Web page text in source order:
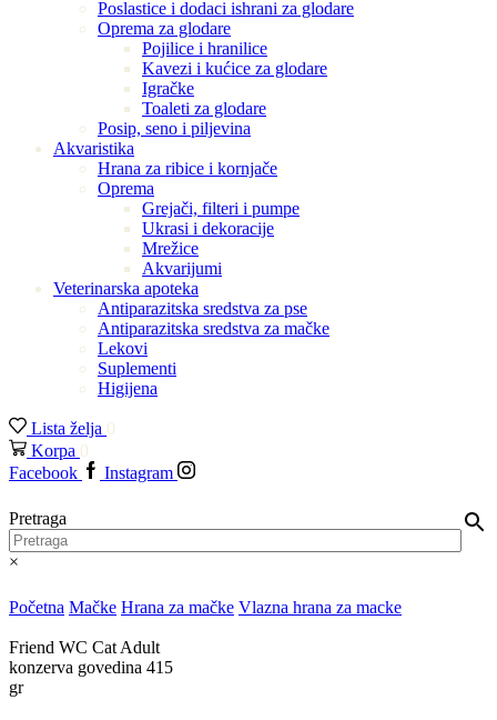
Poslastice i dodaci ishrani za glodare
Oprema za glodare
Pojilice i hranilice
Kavezi i kućice za glodare
Igračke
Toaleti za glodare
Posip, seno i piljevina
Akvaristika
Hrana za ribice i kornjače
Oprema
Grejači, filteri i pumpe
Ukrasi i dekoracije
Mrežice
Akvarijumi
Veterinarska apoteka
Antiparazitska sredstva za pse
Antiparazitska sredstva za mačke
Lekovi
Suplementi
Higijena
Lista želja 0
Korpa 0
Facebook
Instagram
Pretraga
×
Početna Mačke Hrana za mačke Vlazna hrana za macke
Friend WC Cat Adult
konzerva govedina 415
gr